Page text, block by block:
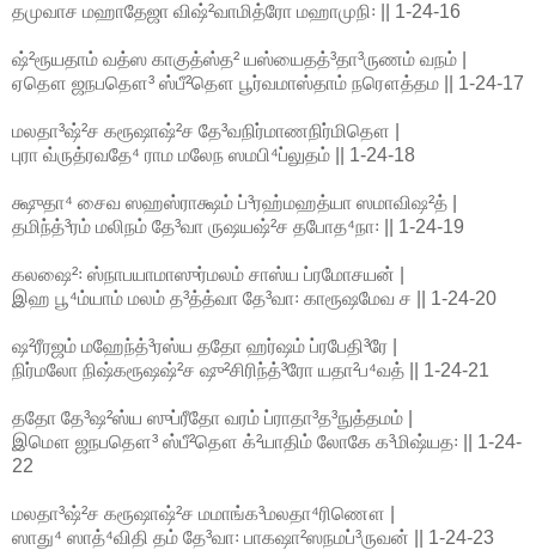
தமுவாச மஹாதேஜா விஷ்²வாமித்ரோ மஹாமுநி꞉ || 1-24-16
ஷ்²ரூயதாம் வத்ஸ காகுத்ஸ்த² யஸ்யைதத்³தா³ருணம் வநம் |
ஏதௌ ஜநபதௌ³ ஸ்பீ²தௌ பூர்வமாஸ்தாம் நரௌத்தம || 1-24-17
மலதா³ஷ்²ச கரூஷாஷ்²ச தே³வநிர்மாணநிர்மிதௌ |
புரா வ்ருத்ரவதே⁴ ராம மலேந ஸமபி⁴ப்லுதம் || 1-24-18
க்ஷுதா⁴ சைவ ஸஹஸ்ராக்ஷம் ப்³ரஹ்மஹத்யா ஸமாவிஷ²த் |
தமிந்த்³ரம் மலிநம் தே³வா ருஷயஷ்²ச தபோத⁴நா꞉ || 1-24-19
கலஷை²꞉ ஸ்நாபயாமாஸுர்மலம் சாஸ்ய ப்ரமோசயன் |
இஹ பூ⁴ம்யாம் மலம் த³த்த்வா தே³வா꞉ காரூஷமேவ ச || 1-24-20
ஷ²ரீரஜம் மஹேந்த்³ரஸ்ய ததோ ஹர்ஷம் ப்ரபேதி³ரே |
நிர்மலோ நிஷ்கரூஷஷ்²ச ஷு²சிரிந்த்³ரோ யதா²ப⁴வத் || 1-24-21
ததோ தே³ஷ²ஸ்ய ஸுப்ரீதோ வரம் ப்ராதா³த³நுத்தமம் |
இமௌ ஜநபதௌ³ ஸ்பீ²தௌ க்²யாதிம் லோகே க³மிஷ்யத꞉ || 1-24-
22
மலதா³ஷ்²ச கரூஷாஷ்²ச மமாங்க³மலதா⁴ரிணௌ |
ஸாது⁴ ஸாத்⁴விதி தம் தே³வா꞉ பாகஷா²ஸநமப்³ருவன் || 1-24-23